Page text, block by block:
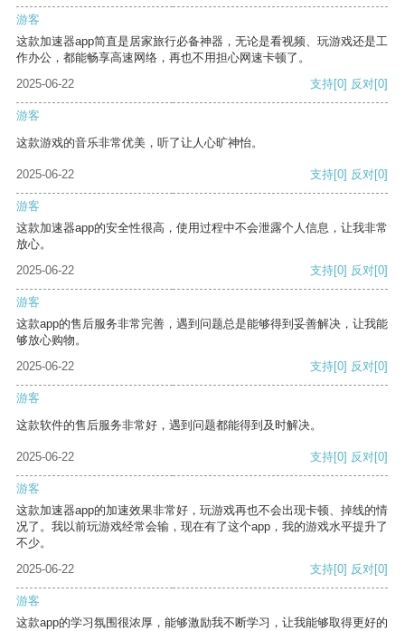
游客
这款加速器app简直是居家旅行必备神器，无论是看视频、玩游戏还是工
作办公，都能畅享高速网络，再也不用担心网速卡顿了。
2025-06-22
支持[0] 反对[0]
游客
这款游戏的音乐非常优美，听了让人心旷神怡。
2025-06-22 支持[0] 反对[0]
游客
这款加速器app的安全性很高，使用过程中不会泄露个人信息，让我非常
放心。
2025-06-22
支持[0] 反对[0]
游客
这款app的售后服务非常完善，遇到问题总是能够得到妥善解决，让我能
够放心购物。
2025-06-22
支持[0] 反对[0]
游客
这款软件的售后服务非常好，遇到问题都能得到及时解决。
2025-06-22 支持[0] 反对[0]
游客
这款加速器app的加速效果非常好，玩游戏再也不会出现卡顿、掉线的情
况了。我以前玩游戏经常会输，现在有了这个app，我的游戏水平提升了
不少。
2025-06-22
支持[0] 反对[0]
游客
这款app的学习氛围很浓厚，能够激励我不断学习，让我能够取得更好的